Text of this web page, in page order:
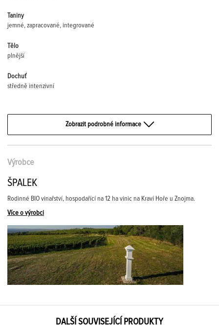
Taniny
jemné, zapracované, integrované
Tělo
plnější
Dochuť
středně intenzivní
Zobrazit podrobné informace
Výrobce
ŠPALEK
Rodinné BIO vinařství, hospodařící na 12 ha vinic na Kraví Hoře u Znojma.
Více o výrobci
DALŠÍ SOUVISEJÍCÍ PRODUKTY